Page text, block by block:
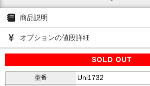
商品説明
オプションの値段詳細
SOLD OUT
型番 Uni1732